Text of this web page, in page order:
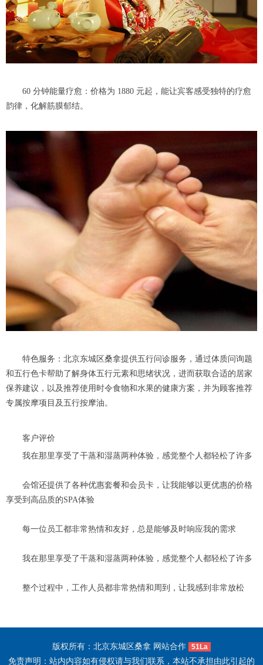
60 分钟能量疗愈：价格为 1880 元起，能让宾客感受独特的疗愈
韵律，化解筋膜郁结。
特色服务：北京东城区桑拿提供五行问诊服务，通过体质问询题
和五行色卡帮助了解身体五行元素和思绪状况，进而获取合适的居家
保养建议，以及推荐使用时令食物和水果的健康方案，并为顾客推荐
专属按摩项目及五行按摩油。
客户评价
我在那里享受了干蒸和湿蒸两种体验，感觉整个人都轻松了许多
会馆还提供了各种优惠套餐和会员卡，让我能够以更优惠的价格
享受到高品质的SPA体验
每一位员工都非常热情和友好，总是能够及时响应我的需求
我在那里享受了干蒸和湿蒸两种体验，感觉整个人都轻松了许多
整个过程中，工作人员都非常热情和周到，让我感到非常放松
版权所有：北京东城区桑拿 网站合作 51La
免责声明：站内内容如有侵权请与我们联系，本站不承担由此引起的